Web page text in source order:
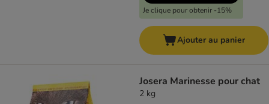
Je clique pour obtenir -15%
Ajouter au panier
Josera Marinesse pour chat
2 kg